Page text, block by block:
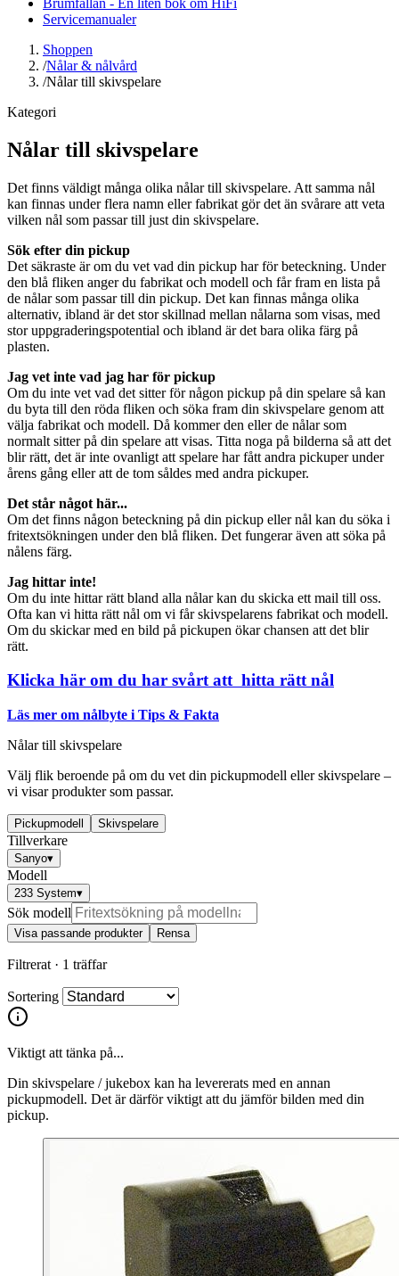
Servicemanualer
Shoppen
/Nålar & nålvård
/Nålar till skivspelare
Kategori
Nålar till skivspelare
Det finns väldigt många olika nålar till skivspelare. Att samma nål
kan finnas under flera namn eller fabrikat gör det än svårare att veta
vilken nål som passar till just din skivspelare.
Sök efter din pickup
Det säkraste är om du vet vad din pickup har för beteckning. Under
den blå fliken anger du fabrikat och modell och får fram en lista på
de nålar som passar till din pickup. Det kan finnas många olika
alternativ, ibland är det stor skillnad mellan nålarna som visas, med
stor uppgraderingspotential och ibland är det bara olika färg på
plasten.
Jag vet inte vad jag har för pickup
Om du inte vet vad det sitter för någon pickup på din spelare så kan
du byta till den röda fliken och söka fram din skivspelare genom att
välja fabrikat och modell. Då kommer den eller de nålar som
normalt sitter på din spelare att visas. Titta noga på bilderna så att det
blir rätt, det är inte ovanligt att spelare har fått andra pickuper under
årens gång eller att de tom såldes med andra pickuper.
Det står något här...
Om det finns någon beteckning på din pickup eller nål kan du söka i
fritextsökningen under den blå fliken. Det fungerar även att söka på
nålens färg.
Jag hittar inte!
Om du inte hittar rätt bland alla nålar kan du skicka ett mail till oss.
Ofta kan vi hitta rätt nål om vi får skivspelarens fabrikat och modell.
Om du skickar med en bild på pickupen ökar chansen att det blir
rätt.
Klicka här om du har svårt att hitta rätt nål
Läs mer om nålbyte i Tips & Fakta
Nålar till skivspelare
Välj flik beroende på om du vet din pickupmodell eller skivspelare –
vi visar produkter som passar.
Pickupmodell Skivspelare
Tillverkare
Sanyo▾
Modell
233 System▾
Sök modell
Visa passande produkter Rensa
Filtrerat · 1 träffar
Sortering
Viktigt att tänka på...
Din skivspelare / jukebox kan ha levererats med en annan
pickupmodell. Det är därför viktigt att du jämför bilden med din
pickup.